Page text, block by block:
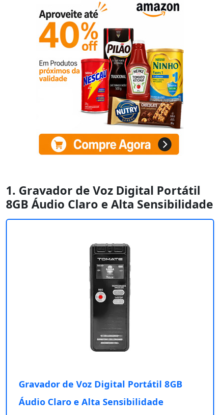
1. Gravador de Voz Digital Portátil
8GB Áudio Claro e Alta Sensibilidade
Gravador de Voz Digital Portátil 8GB
Áudio Claro e Alta Sensibilidade